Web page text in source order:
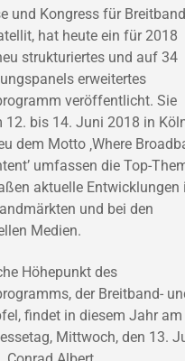
und Kongress für
hat heute ein für 2018
strukturiertes und auf 34
erweitertes
veröffentlicht. Sie
12. bis 14. Juni 2018 in
dem Motto ‚Where
umfassen die Top-
aktuelle Entwicklungen
und bei den
Medien.
Höhepunkt des
der Breitband-
findet in diesem Jahr am
Mittwoch, den 13.